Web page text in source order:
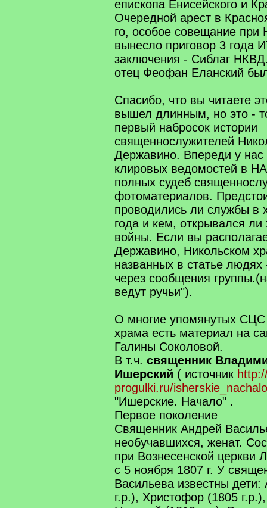
епископа Енисейского и
Очередной арест в
го, особое совещание
вынесло приговор 3 года
заключения - Сиблаг
отец Феофан Еланский
Спасибо, что вы читаете
вышел длинным, но это -
первый набросок истории
священнослужителей
Державино. Впереди у нас
клировых ведомостей в
полных судеб
фотоматериалов.
проводились ли службы в
года и кем, открывался
войны. Если вы
Державино, Никольском
названных в статье
через сообщения
ведут ручьи").
О многие упомянутых СЦС
храма есть материал на
Галины Соколовой.
В т.ч. священник
Ишерский ( источник
progulki.ru/
"Ишерские. Начало" .
Первое поколение
Священник Андрей
необучавшихся, женат.
при Вознесенской церкви
с 5 ноября 1807 г. У
Васильева известны дети:
г.р.), Христофор (1805